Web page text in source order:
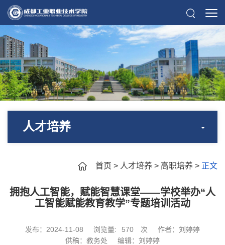
人才培养
首页 > 人才培养 > 高职培养 > 正文
拥抱人工智能，赋能智慧课堂——学校举办“人
工智能赋能教育教学”专题培训活动
发布：2024-11-08 浏览量: 570 次
作者：刘婷婷
供稿：教务处
编辑：刘婷婷